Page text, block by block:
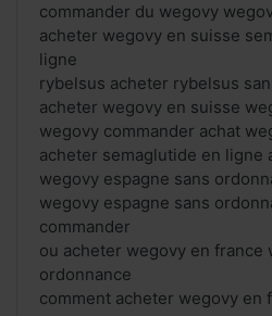
commander du wegovy
acheter wegovy en suisse
ligne
rybelsus acheter rybelsus
acheter wegovy en suisse
wegovy commander achat
acheter semaglutide en ligne
wegovy espagne sans
wegovy espagne sans
commander
ou acheter wegovy en france
ordonnance
comment acheter wegovy en